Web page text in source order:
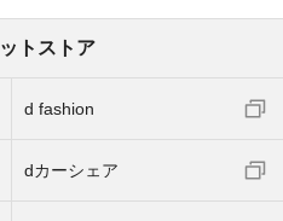
トストア
d fashion
dカーシェア